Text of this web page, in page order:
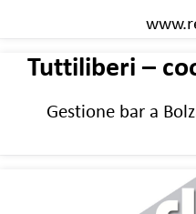
Tuttiliberi –
Gestione bar a